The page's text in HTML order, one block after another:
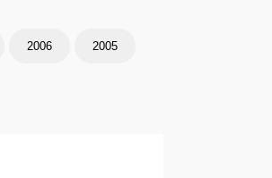
2006 2005